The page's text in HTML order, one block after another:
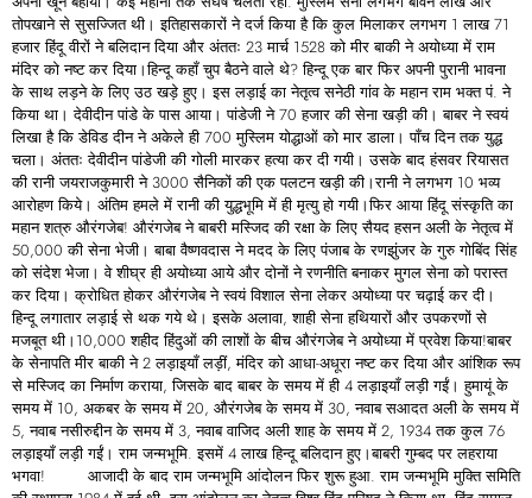
तोपखाने से सुसज्जित थी। इतिहासकारों ने दर्ज किया है कि कुल मिलाकर लगभग 1 लाख 71
हजार हिंदू वीरों ने बलिदान दिया और अंततः 23 मार्च 1528 को मीर बाकी ने अयोध्या में राम
मंदिर को नष्ट कर दिया।हिन्दू कहाँ चुप बैठने वाले थे? हिन्दू एक बार फिर अपनी पुरानी भावना
के साथ लड़ने के लिए उठ खड़े हुए। इस लड़ाई का नेतृत्व सनेठी गांव के महान राम भक्त पं. ने
किया था। देवीदीन पांडे के पास आया। पांडेजी ने 70 हजार की सेना खड़ी की। बाबर ने स्वयं
लिखा है कि डेविड दीन ने अकेले ही 700 मुस्लिम योद्धाओं को मार डाला। पाँच दिन तक युद्ध
चला। अंततः देवीदीन पांडेजी की गोली मारकर हत्या कर दी गयी। उसके बाद हंसवर रियासत
की रानी जयराजकुमारी ने 3000 सैनिकों की एक पलटन खड़ी की।रानी ने लगभग 10 भव्य
आरोहण किये। अंतिम हमले में रानी की युद्धभूमि में ही मृत्यु हो गयी।फिर आया हिंदू संस्कृति का
महान शत्रु औरंगजेब! औरंगजेब ने बाबरी मस्जिद की रक्षा के लिए सैयद हसन अली के नेतृत्व में
50,000 की सेना भेजी। बाबा वैष्णवदास ने मदद के लिए पंजाब के रणझुंजर के गुरु गोबिंद सिंह
को संदेश भेजा। वे शीघ्र ही अयोध्या आये और दोनों ने रणनीति बनाकर मुगल सेना को परास्त
कर दिया। क्रोधित होकर औरंगजेब ने स्वयं विशाल सेना लेकर अयोध्या पर चढ़ाई कर दी।
हिन्दू लगातार लड़ाई से थक गये थे। इसके अलावा, शाही सेना हथियारों और उपकरणों से
मजबूत थी।10,000 शहीद हिंदुओं की लाशों के बीच औरंगजेब ने अयोध्या में प्रवेश किया!बाबर
के सेनापति मीर बाकी ने 2 लड़ाइयाँ लड़ीं, मंदिर को आधा-अधूरा नष्ट कर दिया और आंशिक रूप
से मस्जिद का निर्माण कराया, जिसके बाद बाबर के समय में ही 4 लड़ाइयाँ लड़ी गईं। हुमायूं के
समय में 10, अकबर के समय में 20, औरंगजेब के समय में 30, नवाब सआदत अली के समय में
5, नवाब नसीरुद्दीन के समय में 3, नवाब वाजिद अली शाह के समय में 2, 1934 तक कुल 76
लड़ाइयाँ लड़ी गईं। राम जन्मभूमि. इसमें 4 लाख हिन्दू बलिदान हुए।बाबरी गुम्बद पर लहराया
भगवा! आजादी के बाद राम जन्मभूमि आंदोलन फिर शुरू हुआ. राम जन्मभूमि मुक्ति समिति